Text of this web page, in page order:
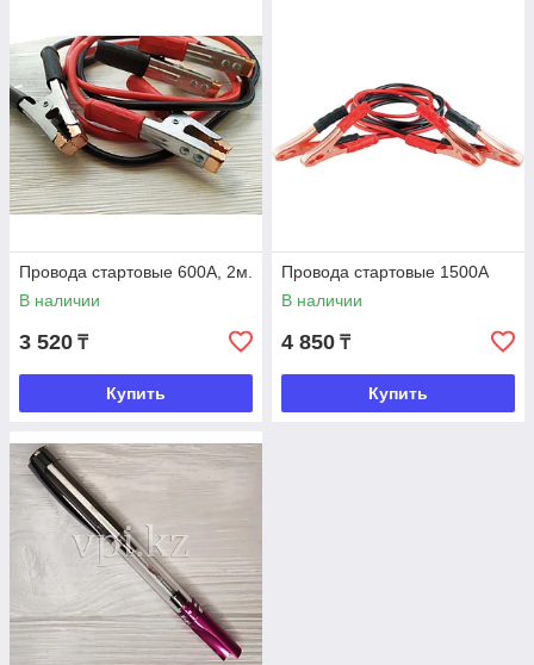
Провода стартовые 600А, 2м.
В наличии
3 520 ₸
Купить
Провода стартовые 1500А
В наличии
4 850 ₸
Купить